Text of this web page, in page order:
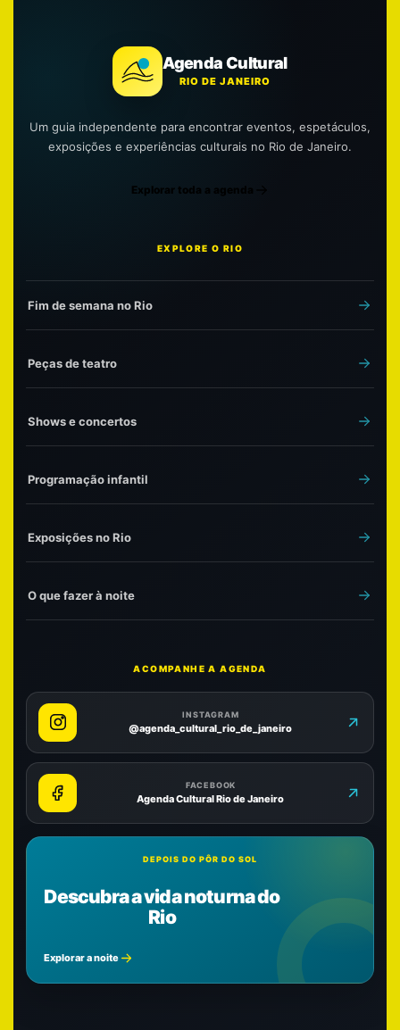
Agenda Cultural
RIO DE JANEIRO
Um guia independente para encontrar eventos, espetáculos,
exposições e experiências culturais no Rio de Janeiro.
Explorar toda a agenda
EXPLORE O RIO
Fim de semana no Rio
Peças de teatro
Shows e concertos
Programação infantil
Exposições no Rio
O que fazer à noite
ACOMPANHE A AGENDA
INSTAGRAM
@agenda_cultural_rio_de_janeiro
FACEBOOK
Agenda Cultural Rio de Janeiro
DEPOIS DO PÔR DO SOL
Descubra a vida noturna do
Rio
Explorar a noite